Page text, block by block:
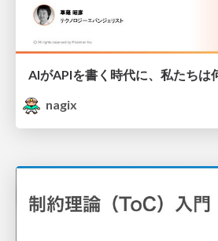
AIがAPIを書く時代に、私たちは
nagix